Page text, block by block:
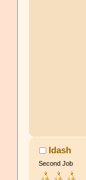
Idash
Second Job